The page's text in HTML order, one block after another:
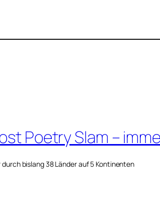
Poetry Slam –
bislang 38 Länder auf 5 Kontinenten